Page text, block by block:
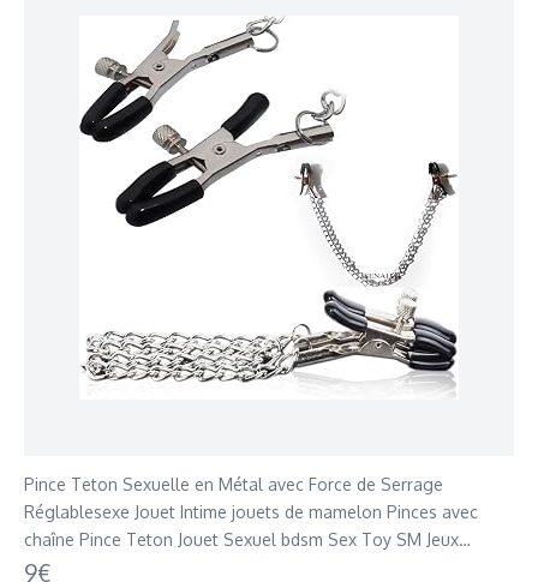
Pince Teton Sexuelle en Métal avec Force de Serrage
Réglablesexe Jouet Intime jouets de mamelon Pinces avec
chaîne Pince Teton Jouet Sexuel bdsm Sex Toy SM Jeux
Érotiques sexe accessoire bdsm FOPS I05
9€